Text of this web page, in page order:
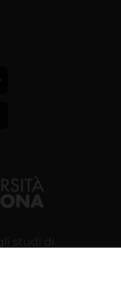
studi di